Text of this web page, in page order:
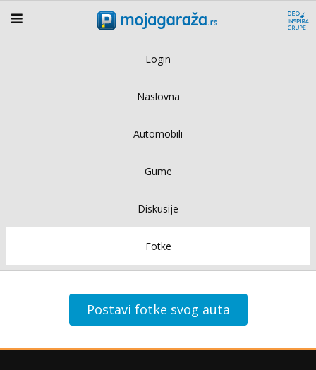
Login
Naslovna
Automobili
Gume
Diskusije
Fotke
Postavi fotke svog auta